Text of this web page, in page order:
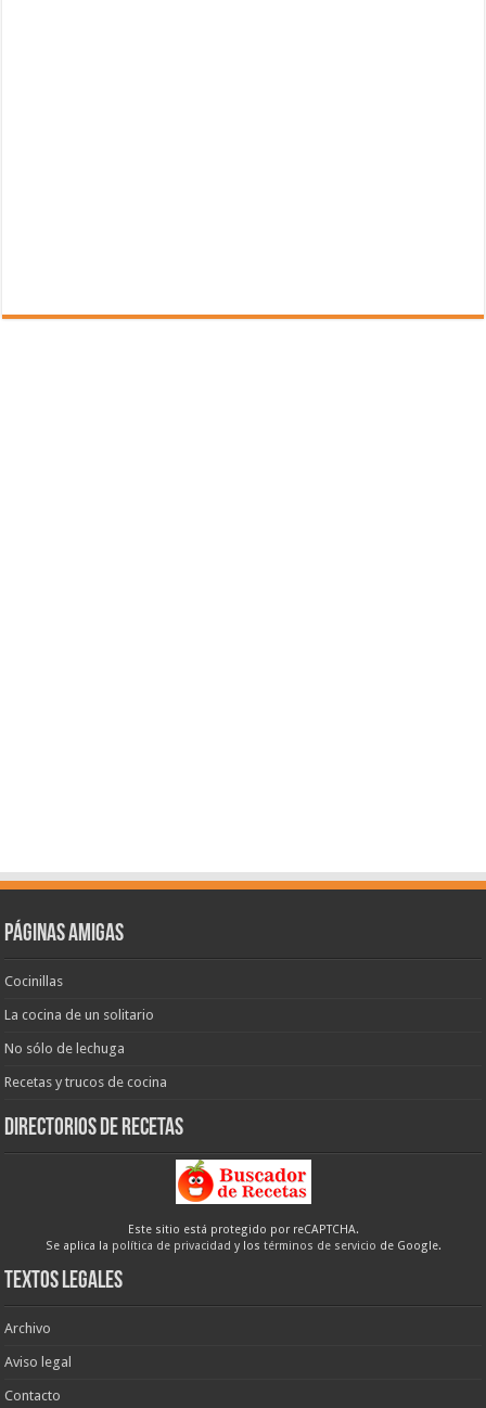
Páginas amigas
Cocinillas
La cocina de un solitario
No sólo de lechuga
Recetas y trucos de cocina
Directorios de recetas
Este sitio está protegido por reCAPTCHA.
Se aplica la política de privacidad y los términos de servicio de Google.
Textos legales
Archivo
Aviso legal
Contacto